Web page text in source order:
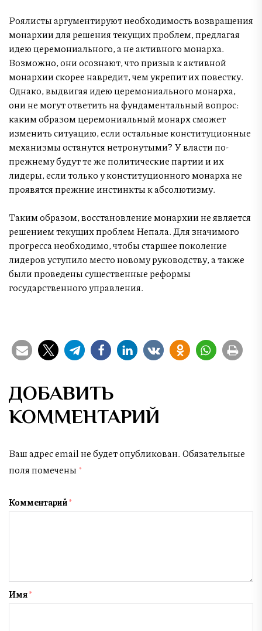
Роялисты аргументируют необходимость возвращения
монархии для решения текущих проблем, предлагая
идею церемониального, а не активного монарха.
Возможно, они осознают, что призыв к активной
монархии скорее навредит, чем укрепит их повестку.
Однако, выдвигая идею церемониального монарха,
они не могут ответить на фундаментальный вопрос:
каким образом церемониальный монарх сможет
изменить ситуацию, если остальные конституционные
механизмы останутся нетронутыми? У власти по-
прежнему будут те же политические партии и их
лидеры, если только у конституционного монарха не
проявятся прежние инстинкты к абсолютизму.
Таким образом, восстановление монархии не является
решением текущих проблем Непала. Для значимого
прогресса необходимо, чтобы старшее поколение
лидеров уступило место новому руководству, а также
были проведены существенные реформы
государственного управления.
ДОБАВИТЬ
КОММЕНТАРИЙ
Ваш адрес email не будет опубликован. Обязательные
поля помечены *
Комментарий*
Имя*